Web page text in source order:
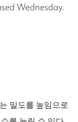
Wednesday.
밀도를 높임으로